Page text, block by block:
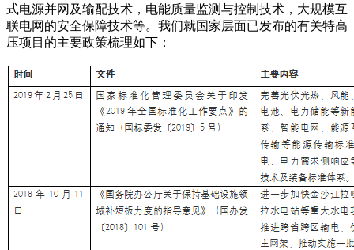
式电源并网及输配技术，电能质量监测与控制技术，大规模互
联电网的安全保障技术等。我们就国家层面已发布的有关特高
压项目的主要政策梳理如下：